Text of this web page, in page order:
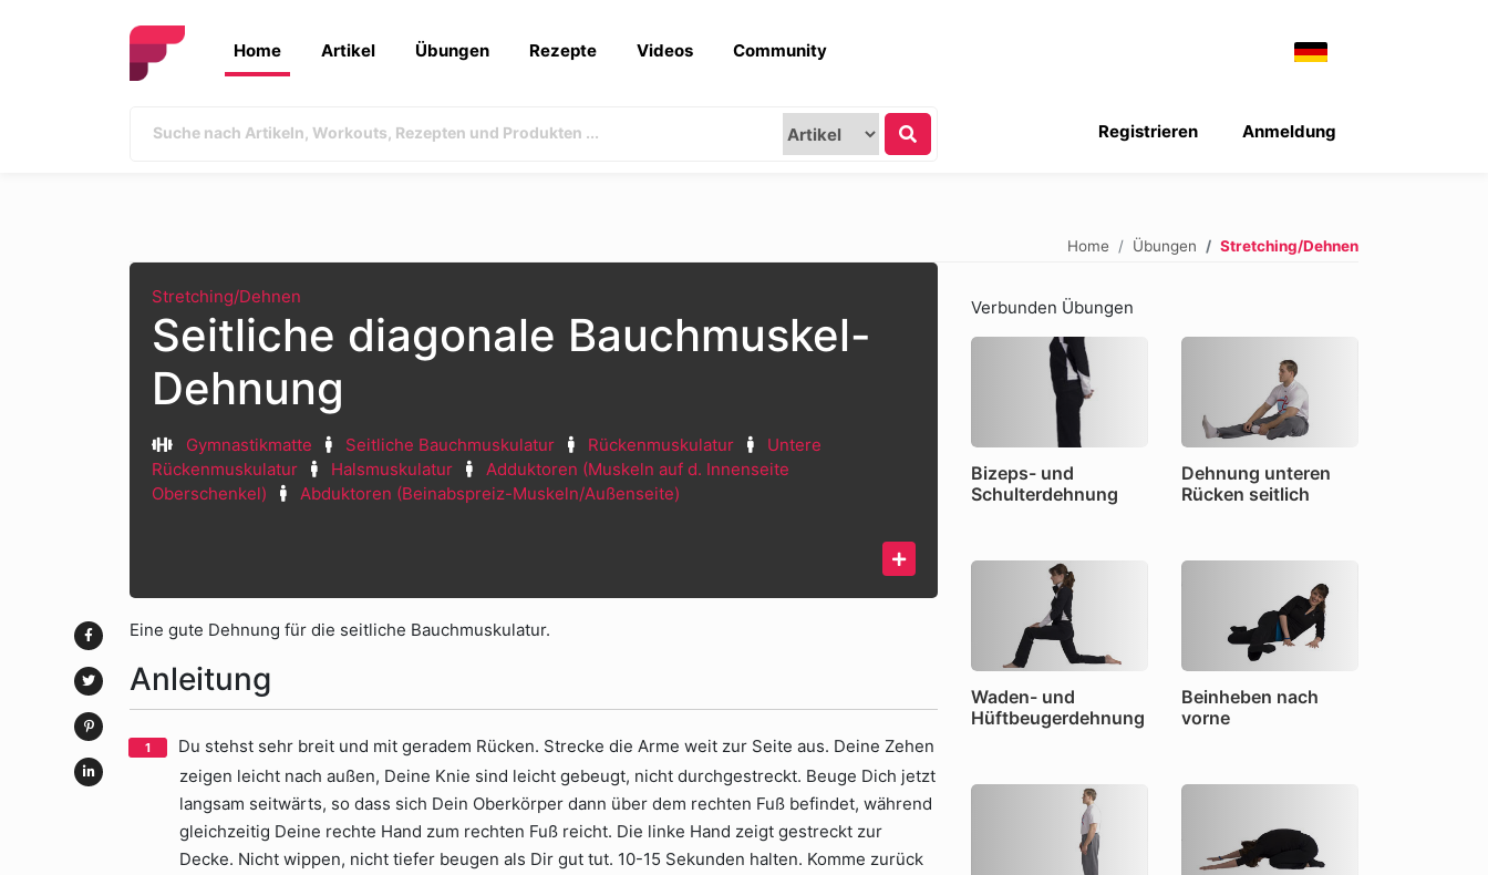
Home Artikel Übungen Rezepte Videos Community
Anmeldung
Registrieren
Home Übungen Stretching/Dehnen
Stretching/Dehnen
Seitliche diagonale Bauchmuskel-
Dehnung
Gymnastikmatte Seitliche Bauchmuskulatur Rückenmuskulatur
Untere
Rückenmuskulatur
Halsmuskulatur
Adduktoren (Muskeln auf d. Innenseite
Oberschenkel)
Abduktoren (Beinabspreiz-Muskeln/Außenseite)
Eine gute Dehnung für die seitliche Bauchmuskulatur.
Anleitung
Du stehst sehr breit und mit geradem Rücken. Strecke die Arme weit zur Seite aus. Deine Zehen
zeigen leicht nach außen, Deine Knie sind leicht gebeugt, nicht durchgestreckt. Beuge Dich jetzt
langsam seitwärts, so dass sich Dein Oberkörper dann über dem rechten Fuß befindet, während
gleichzeitig Deine rechte Hand zum rechten Fuß reicht. Die linke Hand zeigt gestreckt zur
Decke. Nicht wippen, nicht tiefer beugen als Dir gut tut. 10-15 Sekunden halten. Komme zurück
Verbunden Übungen
Bizeps- und
Schulterdehnung
Dehnung unteren
Rücken seitlich
Waden- und
Hüftbeugerdehnung
Beinheben nach
vorne